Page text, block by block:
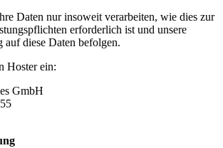
Daten nur insoweit verarbeiten, wie dies zur
erforderlich ist und unsere
auf diese Daten befolgen.
Hoster ein:
GmbH